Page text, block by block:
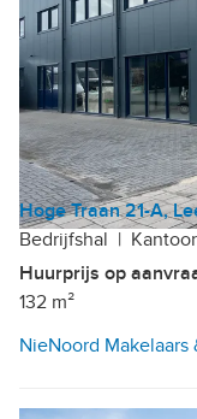
Hoge Traan 21-A,
Bedrijfshal | Kantoor
Huurprijs op
132 m²
NieNoord Makelaars